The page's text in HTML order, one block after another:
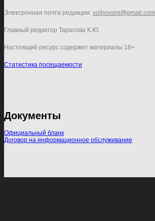
Электронная почта редакции: volhovsmi@gmail.com
Главный редактор Тарасова К.Ю.
Настоящий ресурс содержит материалы 18+
Статистика посещаемости
Документы
Официальный бланк
Договор на информационное обслуживание